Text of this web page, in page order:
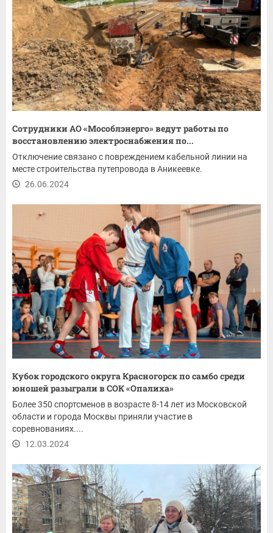
Сотрудники АО «Мособлэнерго» ведут работы по
восстановлению электроснабжения по...
Отключение связано с повреждением кабельной линии на
месте строительства путепровода в Аникеевке.
26.06.2024
Кубок городского округа Красногорск по самбо среди
юношей разыграли в СОК «Опалиха»
Более 350 спортсменов в возрасте 8-14 лет из Московской
области и города Москвы приняли участие в
соревнованиях....
12.03.2024